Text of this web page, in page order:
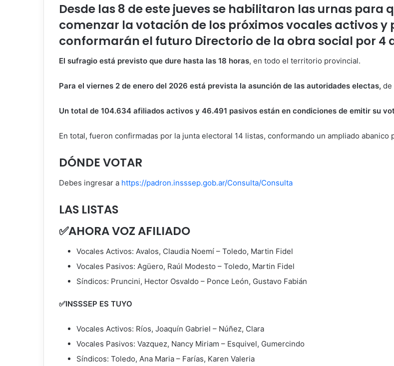
Desde las 8 de este jueves se habilitaron las urnas para
comenzar la votación de los próximos vocales activos y
conformarán el futuro Directorio de la obra social por 4
El sufragio está previsto que dure hasta las 18 horas, en todo el territorio provincial.
Para el viernes 2 de enero del 2026 está prevista la asunción de las autoridades electas, de
Un total de 104.634 afiliados activos y 46.491 pasivos están en condiciones de emitir su
En total, fueron confirmadas por la junta electoral 14 listas, conformando un ampliado abanico
DÓNDE VOTAR
Debes ingresar a https://padron.insssep.gob.ar/Consulta/Consulta
LAS LISTAS
✅AHORA VOZ AFILIADO
Vocales Activos: Avalos, Claudia Noemí – Toledo, Martin Fidel
Vocales Pasivos: Agüero, Raúl Modesto – Toledo, Martin Fidel
Síndicos: Pruncini, Hector Osvaldo – Ponce León, Gustavo Fabián
✅INSSSEP ES TUYO
Vocales Activos: Ríos, Joaquín Gabriel – Núñez, Clara
Vocales Pasivos: Vazquez, Nancy Miriam – Esquivel, Gumercindo
Síndicos: Toledo, Ana Maria – Farías, Karen Valeria